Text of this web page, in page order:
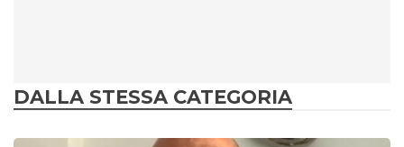
DALLA STESSA CATEGORIA